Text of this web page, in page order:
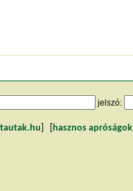
jelszó:
hasznos apróságok